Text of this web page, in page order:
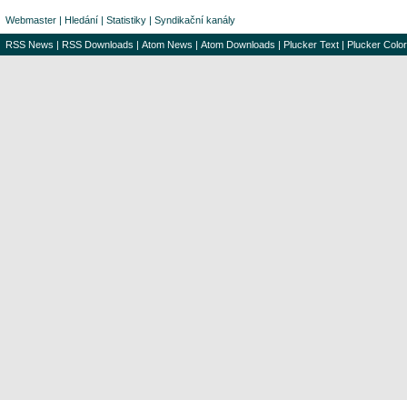
Webmaster | Hledání | Statistiky | Syndikační kanály
RSS News | RSS Downloads | Atom News | Atom Downloads | Plucker Text | Plucker Color